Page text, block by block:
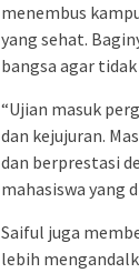
menembus
yang sehat.
bangsa agar
“Ujian masuk
dan kejujuran.
dan berprestasi
mahasiswa yang
Saiful juga
lebih